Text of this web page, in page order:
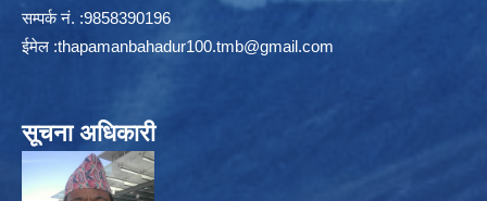
सम्पर्क न‌ं. :9858390196
ईमेल :thapamanbahadur100.tmb@gmail.com
सूचना अधिकारी